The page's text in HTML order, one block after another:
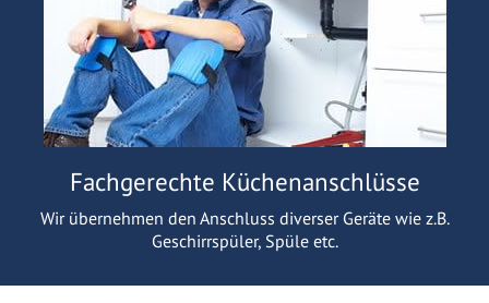
Fachgerechte Küchenanschlüsse
Wir übernehmen den Anschluss diverser Geräte wie z.B.
Geschirrspüler, Spüle etc.